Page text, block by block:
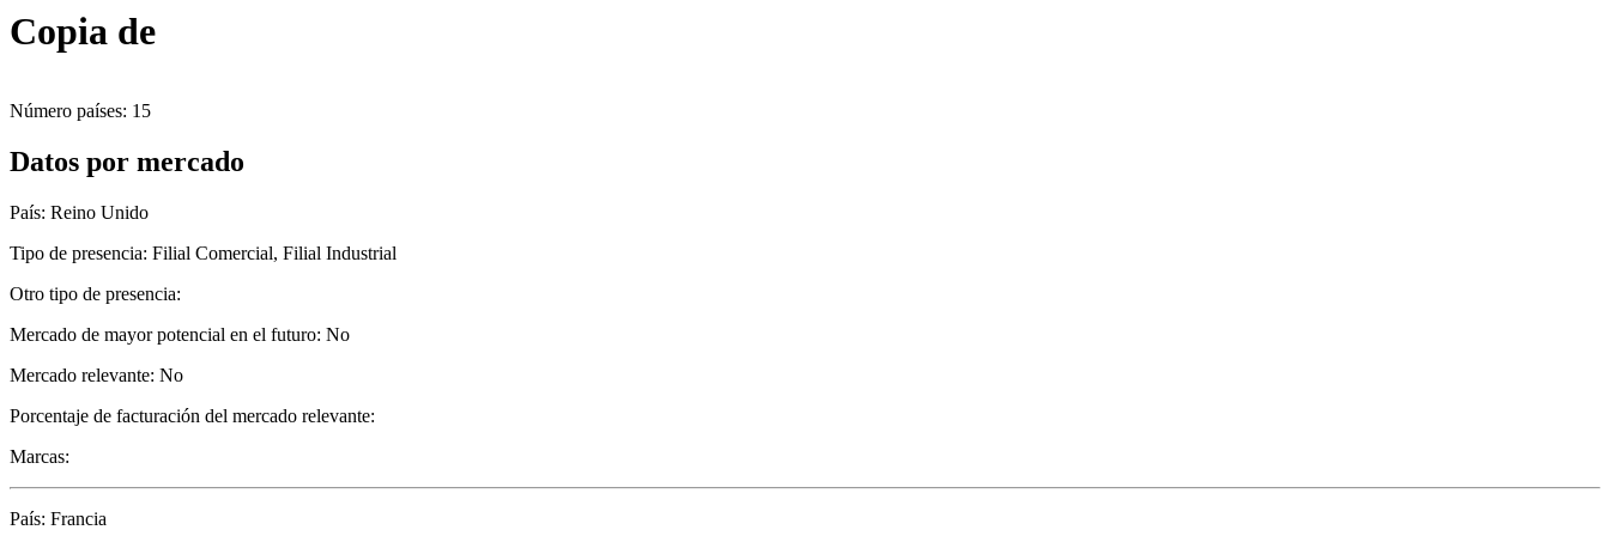
Copia de
Número países: 15
Datos por mercado
País: Reino Unido
Tipo de presencia: Filial Comercial, Filial Industrial
Otro tipo de presencia:
Mercado de mayor potencial en el futuro: No
Mercado relevante: No
Porcentaje de facturación del mercado relevante:
Marcas:
País: Francia